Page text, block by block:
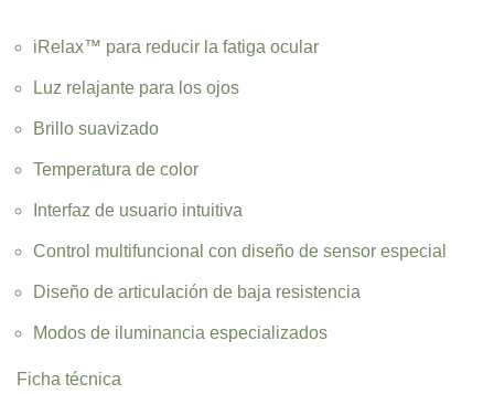
iRelax™ para reducir la fatiga ocular
Luz relajante para los ojos
Brillo suavizado
Temperatura de color
Interfaz de usuario intuitiva
Control multifuncional con diseño de sensor especial
Diseño de articulación de baja resistencia
Modos de iluminancia especializados
Ficha técnica